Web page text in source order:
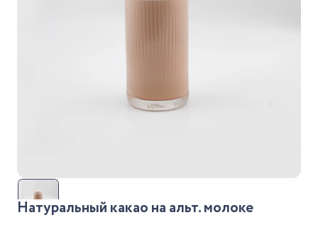
Натуральный какао на альт. молоке